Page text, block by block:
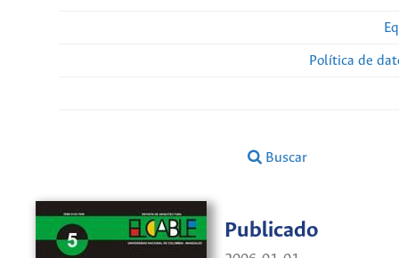
Política de
Buscar
Publicado